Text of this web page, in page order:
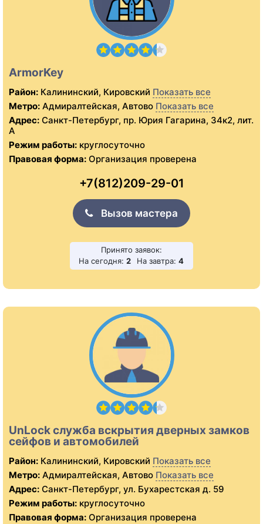
ArmorKey
Район: Калининский, Кировский Показать все
Метро: Адмиралтейская, Автово Показать все
Адрес: Санкт-Петербург, пр. Юрия Гагарина, 34к2, лит.
А
Режим работы: круглосуточно
Правовая форма: Организация проверена
+7(812)209-29-01
Вызов мастера
Принято заявок:
На сегодня: 2 На завтра: 4
UnLock служба вскрытия дверных замков
сейфов и автомобилей
Район: Калининский, Кировский Показать все
Метро: Адмиралтейская, Автово Показать все
Адрес: Санкт-Петербург, ул. Бухарестская д. 59
Режим работы: круглосуточно
Правовая форма: Организация проверена